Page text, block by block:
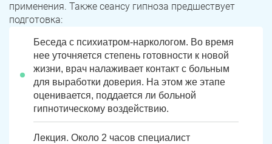
применения. Также сеансу гипноза предшествует
подготовка:
Беседа с психиатром-наркологом. Во время
нее уточняется степень готовности к новой
жизни, врач налаживает контакт с больным
для выработки доверия. На этом же этапе
оценивается, поддается ли больной
гипнотическому воздействию.
Лекция. Около 2 часов специалист